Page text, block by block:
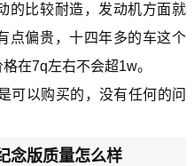
的比较耐造，发动机方面就
点偏贵，十四年多的车这个
在7q左右不会超1w。
可以购买的，没有任何的问
念版质量怎么样